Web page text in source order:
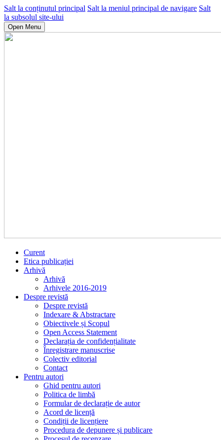
Salt la conținutul principal Salt la meniul principal de navigare Salt
la subsolul site-ului
Open Menu
Curent
Etica publicației
Arhivă
Arhivă
Arhivele 2016-2019
Despre revistă
Despre revistă
Indexare & Abstractare
Obiectivele și Scopul
Open Access Statement
Declarația de confidențialitate
Înregistrare manuscrise
Colectiv editorial
Contact
Pentru autori
Ghid pentru autori
Politica de limbă
Formular de declarație de autor
Acord de licență
Condiții de licențiere
Procedura de depunere și publicare